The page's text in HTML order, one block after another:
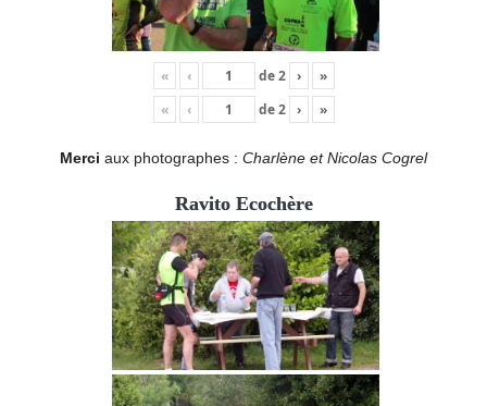
« ‹ de2 ›
»
«
‹ de2 › »
Merci aux photographes : Charlène et Nicolas Cogrel
Ravito Ecochère